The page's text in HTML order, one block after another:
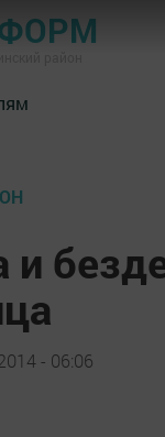
и
- 06:06